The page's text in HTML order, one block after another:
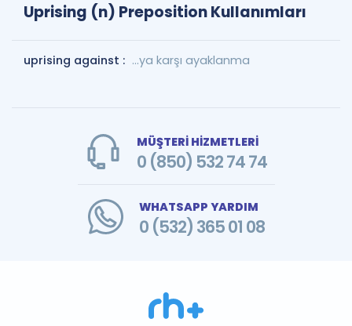
Uprising (n) Preposition Kullanımları
uprising against : ...ya karşı ayaklanma
MÜŞTERİ HİZMETLERİ
0 (850) 532 74 74
WHATSAPP YARDIM
0 (532) 365 01 08